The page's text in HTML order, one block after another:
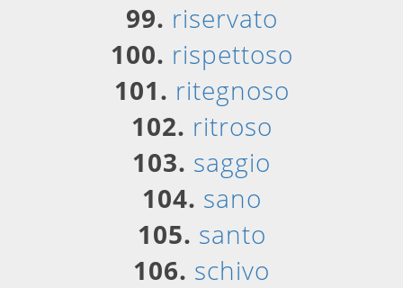
99. riservato
100. rispettoso
101. ritegnoso
102. ritroso
103. saggio
104. sano
105. santo
106. schivo